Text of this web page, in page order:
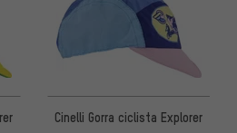
Cinelli Gorra ciclista Explorer